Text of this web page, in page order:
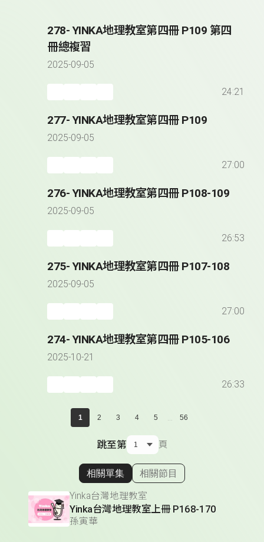
278- YINKA地理教室第四冊 P109 第四
冊總複習
2025-09-05
24:21
277- YINKA地理教室第四冊 P109
2025-09-05
27:00
276- YINKA地理教室第四冊 P108-109
2025-09-05
26:53
275- YINKA地理教室第四冊 P107-108
2025-09-05
27:00
274- YINKA地理教室第四冊 P105-106
2025-10-21
26:33
1 2 3 4 5 ... 56
跳至第 頁
顯示相關單集
相關單集 相關節目
Yinka台灣地理教室
Yinka台灣地理教室上冊 P168-170
孫寅華